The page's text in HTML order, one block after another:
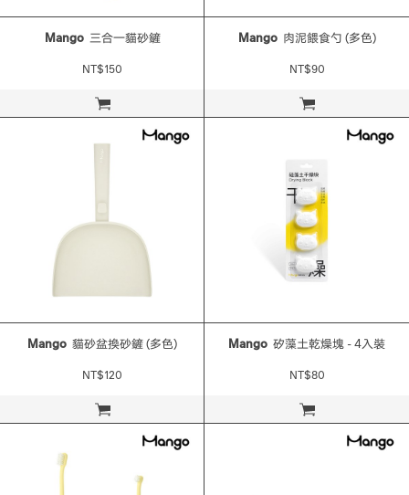
立即購買
Mango 三合一貓砂鏟
NT$150
立即購買
Mango 肉泥餵食勺 (多色)
NT$90
立即購買
Mango 貓砂盆換砂鏟 (多色)
NT$120
立即購買
Mango 矽藻土乾燥塊 - 4入裝
NT$80